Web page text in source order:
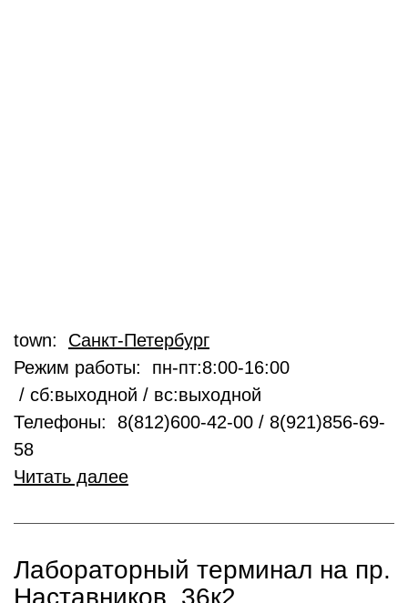
town: Санкт-Петербург
Режим работы: пн-пт:8:00-16:00
/ сб:выходной / вс:выходной
Телефоны: 8(812)600-42-00 / 8(921)856-69-
58
Читать далее
Лабораторный терминал на пр.
Наставников, 36к2